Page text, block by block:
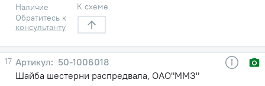
Наличие
Обратитесь к
консультанту
К схеме
17
50-1006018
Шайба шестерни распредвала, ОАО"ММЗ"